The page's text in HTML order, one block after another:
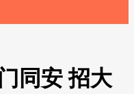
同安 招大